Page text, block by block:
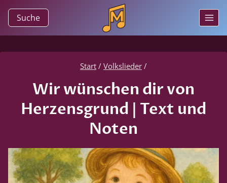
Zum
Inhalt
springen
Suche
Start / Volkslieder /
Wir wünschen dir von
Herzensgrund | Text und
Noten